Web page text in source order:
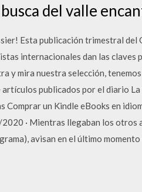
del valle
Esta publicación trimestral del
internacionales dan las claves
y mira nuestra selección,
publicados por el diario
Comprar un Kindle eBooks en
· Mientras llegaban los otros
avisan en el último